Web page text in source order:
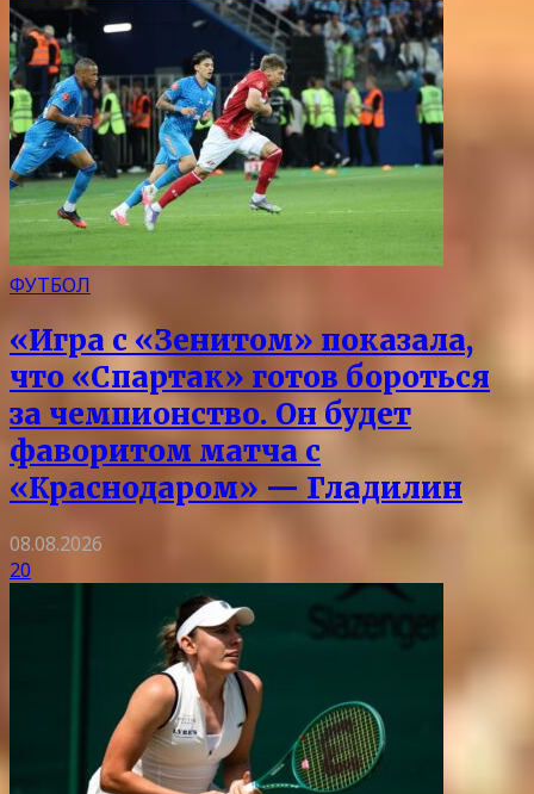
ФУТБОЛ
«Игра с «Зенитом» показала,
что «Спартак» готов бороться
за чемпионство. Он будет
фаворитом матча с
«Краснодаром» — Гладилин
08.08.2026
20